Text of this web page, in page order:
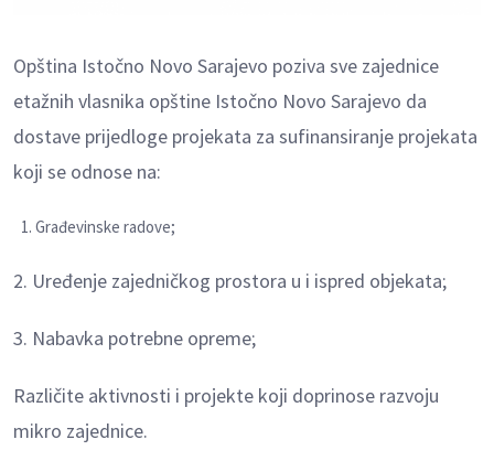
Opština Istočno Novo Sarajevo poziva sve zajednice
etažnih vlasnika opštine Istočno Novo Sarajevo da
dostave prijedloge projekata za sufinansiranje projekata
koji se odnose na:
Građevinske radove;
2. Uređenje zajedničkog prostora u i ispred objekata;
3. Nabavka potrebne opreme;
Različite aktivnosti i projekte koji doprinose razvoju
mikro zajednice.